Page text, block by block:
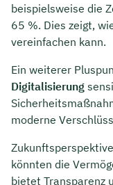
beispielsweise die
65 %. Dies zeigt,
vereinfachen kann.
Ein weiterer
Digitalisierung
moderne
könnten die
bietet Transparenz